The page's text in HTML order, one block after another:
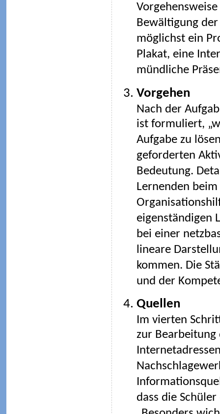
Bewältigung
möglichst ein
Plakat, eine
mündliche
Vorgehen
Nach der
ist formuliert,
Aufgabe zu
geforderten
Bedeutung.
Lernenden
eigenständigen
bei einer
lineare
kommen. Die
und der
Quellen
Im vierten
zur Bearbeitung
dass die